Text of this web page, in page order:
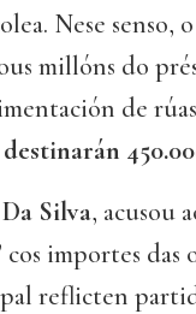
Nese
millóns do
de
destinarán
Silva, acusou
cos importes das
reflicten